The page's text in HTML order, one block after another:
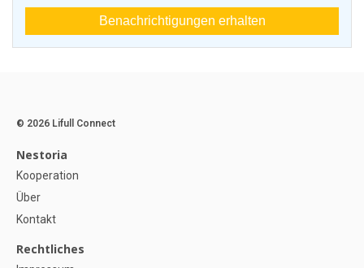
Benachrichtigungen erhalten
© 2026 Lifull Connect
Nestoria
Kooperation
Über
Kontakt
Rechtliches